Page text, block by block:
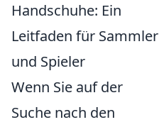
Handschuhe: Ein
Leitfaden für Sammler
und Spieler
Wenn Sie auf der
Suche nach den